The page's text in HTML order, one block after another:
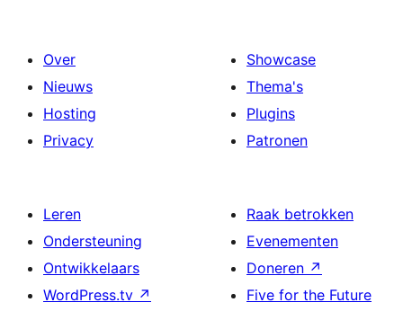
Over
Nieuws
Hosting
Privacy
Showcase
Thema's
Plugins
Patronen
Leren
Ondersteuning
Ontwikkelaars
WordPress.tv ↗
Raak betrokken
Evenementen
Doneren ↗
Five for the Future